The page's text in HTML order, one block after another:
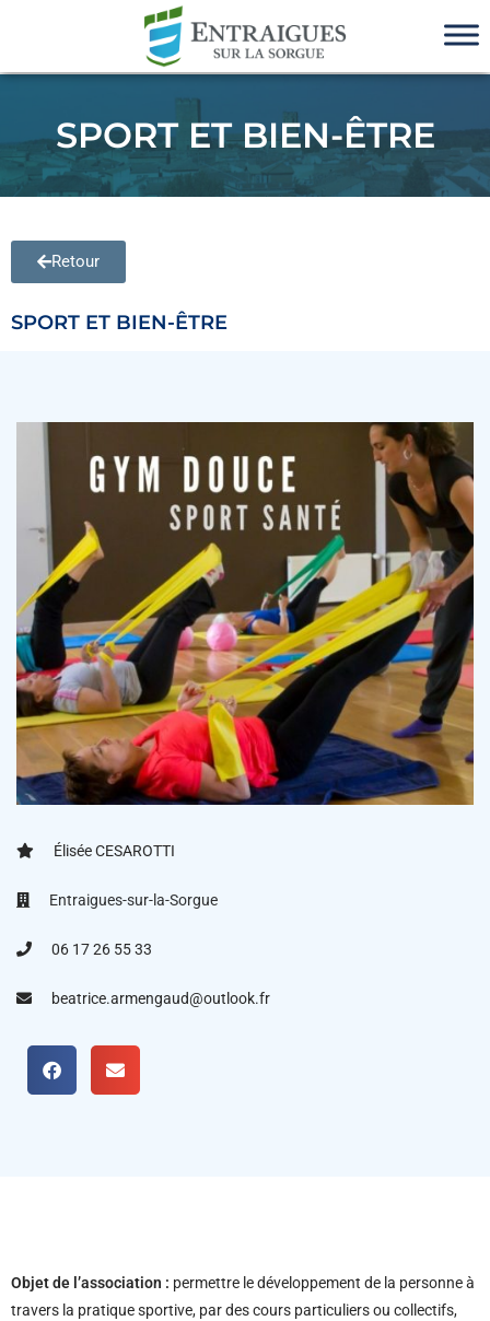
SPORT ET BIEN-ÊTRE
Retour
SPORT ET BIEN-ÊTRE
Élisée CESAROTTI
Entraigues-sur-la-Sorgue
06 17 26 55 33
beatrice.armengaud@outlook.fr
Objet de l’association : permettre le développement de la personne à
travers la pratique sportive, par des cours particuliers ou collectifs,